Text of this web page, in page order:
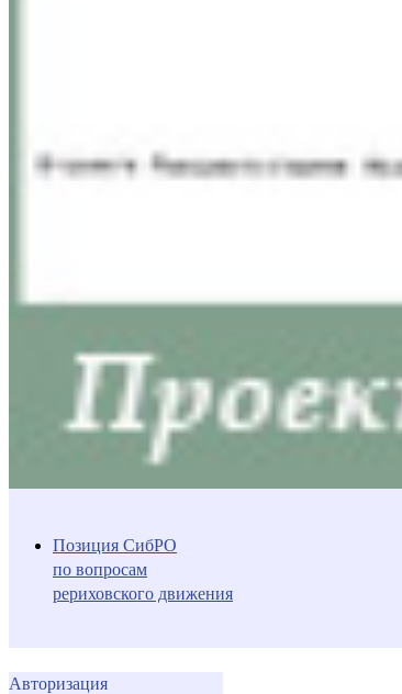
Позиция СибРО
по вопросам
рериховского движения
Авторизация